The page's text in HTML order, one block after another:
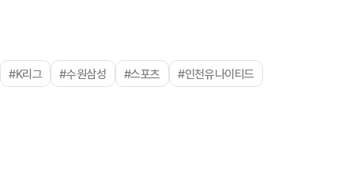
#K리그 #수원삼성 #스포츠 #인천유나이티드